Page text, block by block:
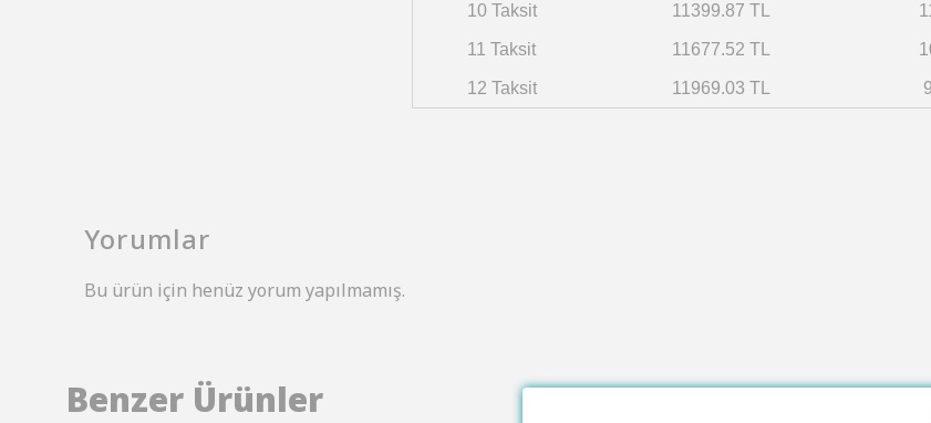
10 Taksit 11399.87 TL
11 Taksit 11677.52 TL
12 Taksit 11969.03 TL
Yorumlar
Bu ürün için henüz yorum yapılmamış.
Benzer Ürünler